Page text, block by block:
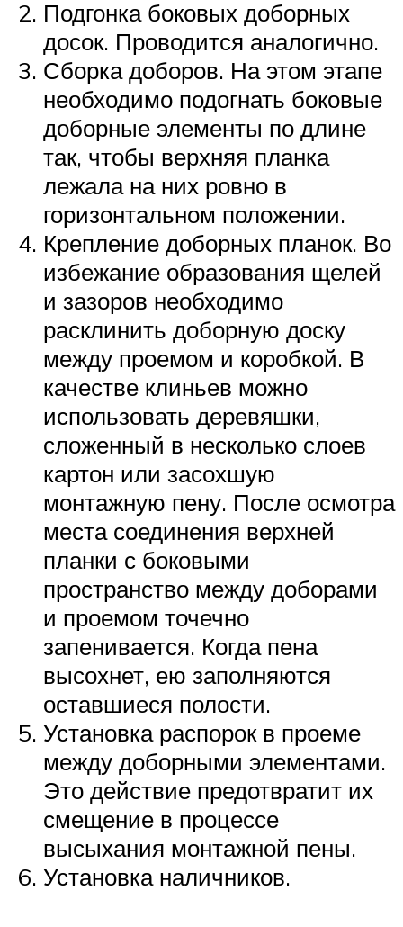
Подгонка боковых доборных
досок. Проводится аналогично.
Сборка доборов. На этом этапе
необходимо подогнать боковые
доборные элементы по длине
так, чтобы верхняя планка
лежала на них ровно в
горизонтальном положении.
Крепление доборных планок. Во
избежание образования щелей
и зазоров необходимо
расклинить доборную доску
между проемом и коробкой. В
качестве клиньев можно
использовать деревяшки,
сложенный в несколько слоев
картон или засохшую
монтажную пену. После осмотра
места соединения верхней
планки с боковыми
пространство между доборами
и проемом точечно
запенивается. Когда пена
высохнет, ею заполняются
оставшиеся полости.
Установка распорок в проеме
между доборными элементами.
Это действие предотвратит их
смещение в процессе
высыхания монтажной пены.
Установка наличников.